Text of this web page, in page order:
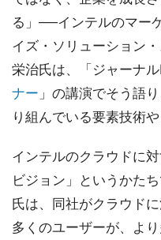
る」──インテルのマー
イズ・ソリューション
栄治氏は、「ジャーナ
ナー 」の講演でそう語
り組んでいる要素技術
インテルのクラウドに
ビジョン」というかた
氏は、同社がクラウド
多くのユーザーが、よ